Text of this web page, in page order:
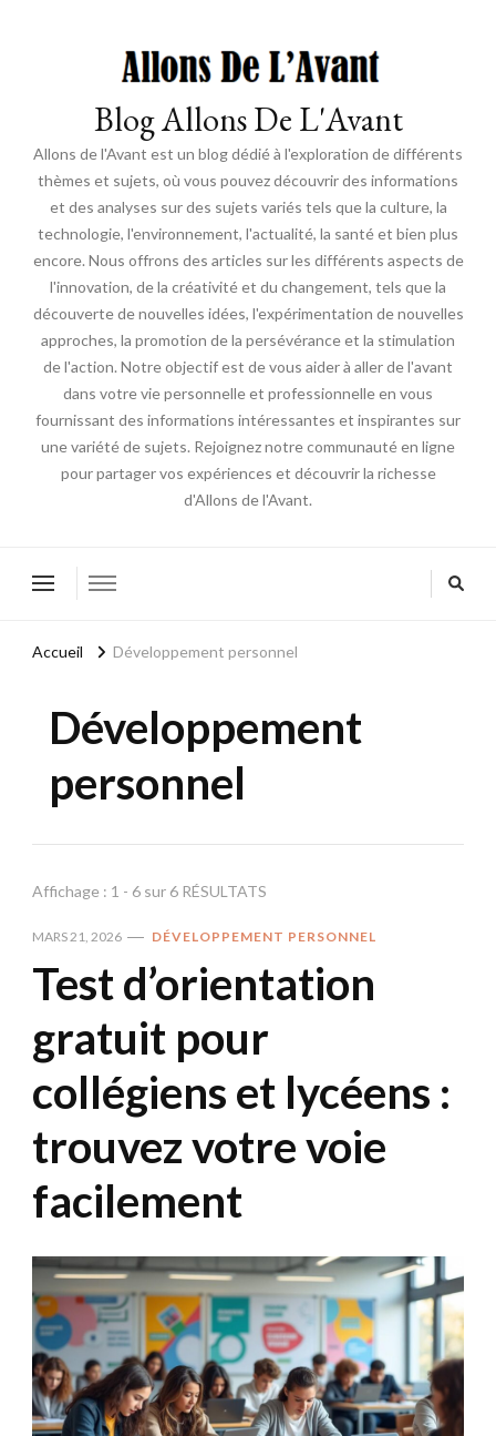
Blog Allons De L'Avant
Allons de l'Avant est un blog dédié à l'exploration de différents
thèmes et sujets, où vous pouvez découvrir des informations
et des analyses sur des sujets variés tels que la culture, la
technologie, l'environnement, l'actualité, la santé et bien plus
encore. Nous offrons des articles sur les différents aspects de
l'innovation, de la créativité et du changement, tels que la
découverte de nouvelles idées, l'expérimentation de nouvelles
approches, la promotion de la persévérance et la stimulation
de l'action. Notre objectif est de vous aider à aller de l'avant
dans votre vie personnelle et professionnelle en vous
fournissant des informations intéressantes et inspirantes sur
une variété de sujets. Rejoignez notre communauté en ligne
pour partager vos expériences et découvrir la richesse
d'Allons de l'Avant.
Accueil Développement personnel
Développement
personnel
Affichage : 1 - 6 sur 6 RÉSULTATS
MARS 21, 2026 DÉVELOPPEMENT PERSONNEL
Test d’orientation
gratuit pour
collégiens et lycéens :
trouvez votre voie
facilement